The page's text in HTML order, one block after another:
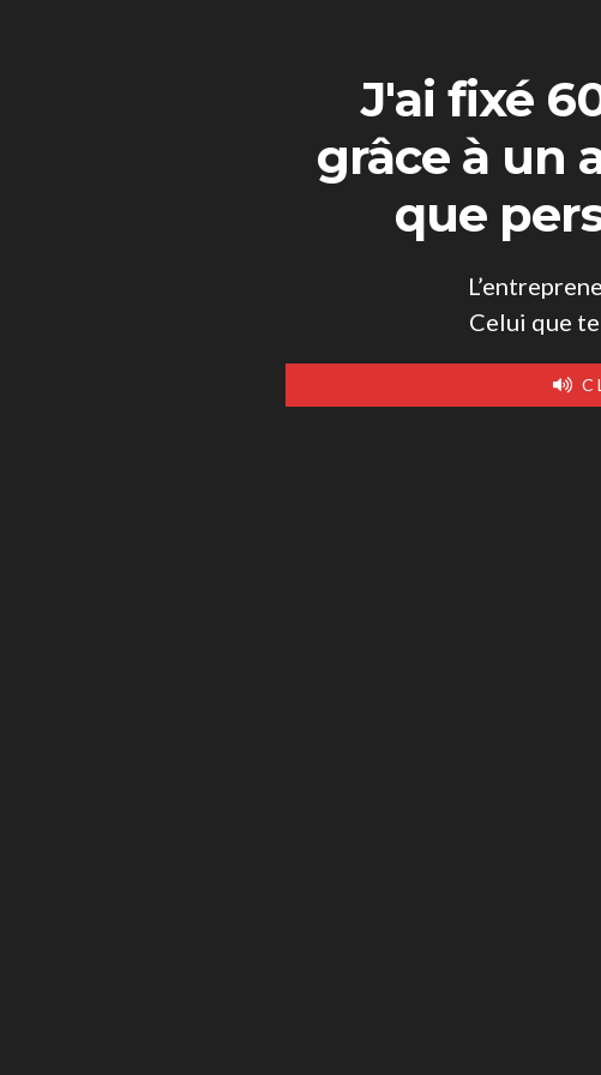
J'ai fixé
grâce à un
que
Celui que